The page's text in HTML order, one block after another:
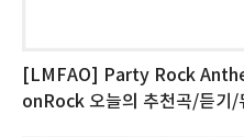
‪[LMFAO] Party Rock
onRock‬ 오늘의 추천곡/듣기/